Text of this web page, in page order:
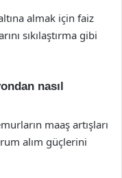
almak için faiz
sıkılaştırma gibi
nasıl
maaş artışları
alım güçlerini